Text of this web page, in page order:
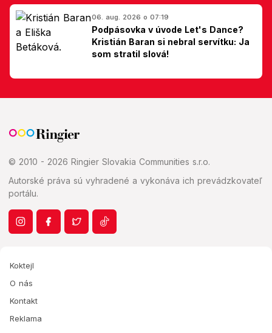
06. aug. 2026 o 07:19
Podpásovka v úvode Let's Dance?
Kristián Baran si nebral servítku: Ja
som stratil slová!
© 2010 - 2026 Ringier Slovakia Communities s.r.o.
Autorské práva sú vyhradené a vykonáva ich prevádzkovateľ
portálu.
Koktejl
O nás
Kontakt
Reklama